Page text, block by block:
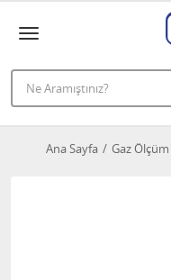
Ana Sayfa Gaz Ölçüm